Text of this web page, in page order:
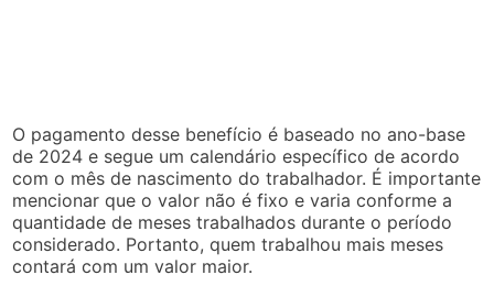
O pagamento desse benefício é baseado no ano-base
de 2024 e segue um calendário específico de acordo
com o mês de nascimento do trabalhador. É importante
mencionar que o valor não é fixo e varia conforme a
quantidade de meses trabalhados durante o período
considerado. Portanto, quem trabalhou mais meses
contará com um valor maior.